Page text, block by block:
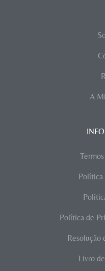
A
Política
Política de
Resolução
Livro